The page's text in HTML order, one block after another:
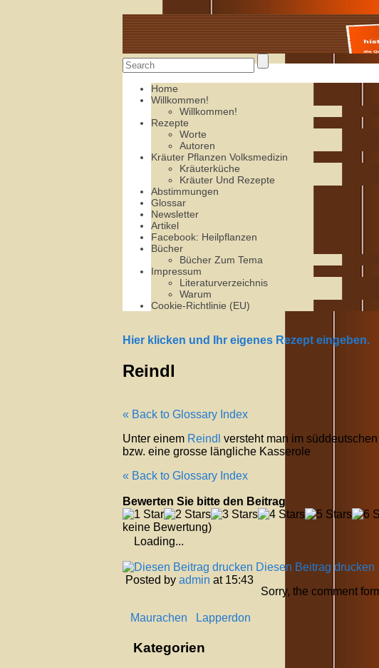
Alte Rezepte online
Home
Willkommen!
Willkommen!
Rezepte
Worte
Autoren
Kräuter Pflanzen Volksmedizin
Kräuterküche
Kräuter Und Rezepte
Abstimmungen
Glossar
Newsletter
Artikel
Facebook: Heilpflanzen
Bücher
Bücher Zum Tema
Impressum
Literaturverzeichnis
Warum
Cookie-Richtlinie (EU)
Hier klicken und Ihr eigenes Rezept eingeben.
Reindl
« Back to Glossary Index
Unter einem Reindl versteht man im
bzw. eine grosse längliche Kasserole
« Back to Glossary Index
Bewerten Sie bitte den Beitrag
keine Bewertung)
Loading...
Diesen Beitrag drucken
Posted by admin at 15:43
Sorry, the comment
Maurachen Lapperdon
Kategorien